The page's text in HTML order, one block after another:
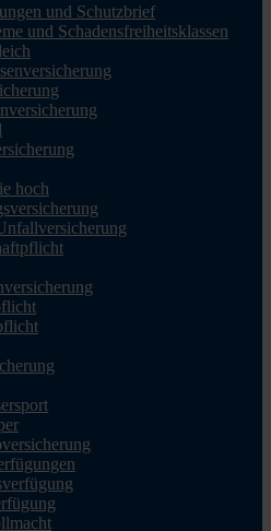
und Schutzbrief
und Schadensfreiheitsklassen
hoch